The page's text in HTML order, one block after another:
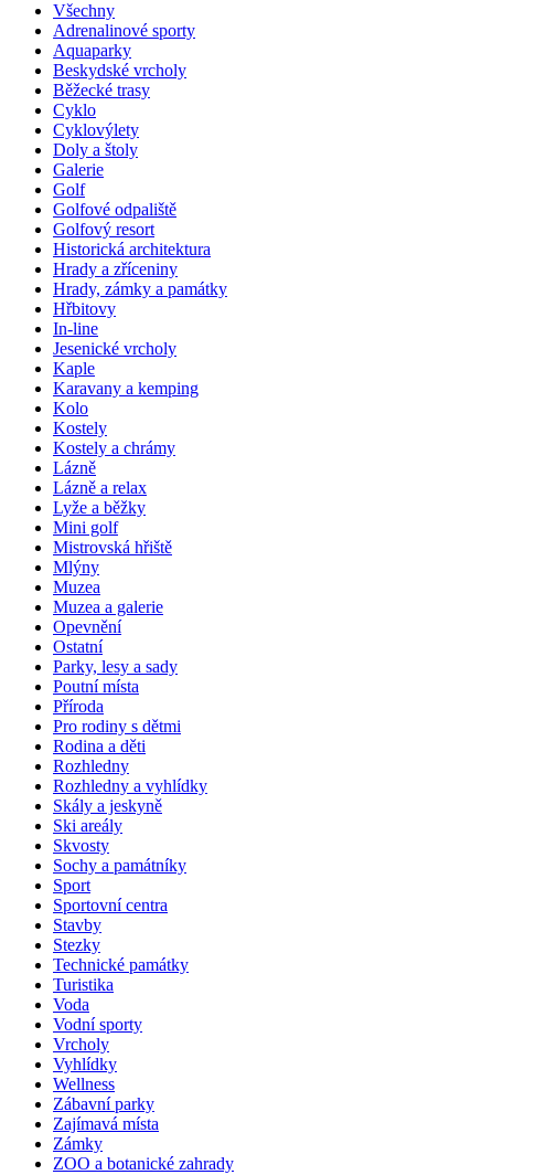
Všechny
Adrenalinové sporty
Aquaparky
Beskydské vrcholy
Běžecké trasy
Cyklo
Cyklovýlety
Doly a štoly
Galerie
Golf
Golfové odpaliště
Golfový resort
Historická architektura
Hrady a zříceniny
Hrady, zámky a památky
Hřbitovy
In-line
Jesenické vrcholy
Kaple
Karavany a kemping
Kolo
Kostely
Kostely a chrámy
Lázně
Lázně a relax
Lyže a běžky
Mini golf
Mistrovská hřiště
Mlýny
Muzea
Muzea a galerie
Opevnění
Ostatní
Parky, lesy a sady
Poutní místa
Příroda
Pro rodiny s dětmi
Rodina a děti
Rozhledny
Rozhledny a vyhlídky
Skály a jeskyně
Ski areály
Skvosty
Sochy a památníky
Sport
Sportovní centra
Stavby
Stezky
Technické památky
Turistika
Voda
Vodní sporty
Vrcholy
Vyhlídky
Wellness
Zábavní parky
Zajímavá místa
Zámky
ZOO a botanické zahrady